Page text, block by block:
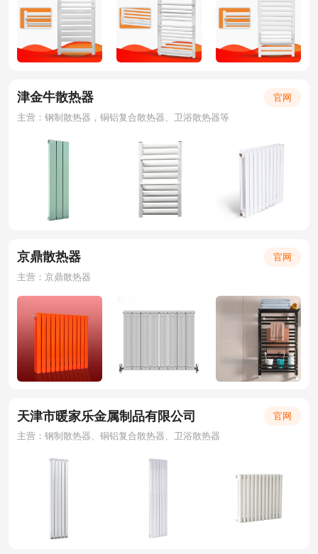
津金牛散热器
官网
主营：钢制散热器，铜铝复合散热器、卫浴散热器等
京鼎散热器
官网
主营：京鼎散热器
天津市暖家乐金属制品有限公司
官网
主营：钢制散热器、铜铝复合散热器、卫浴散热器